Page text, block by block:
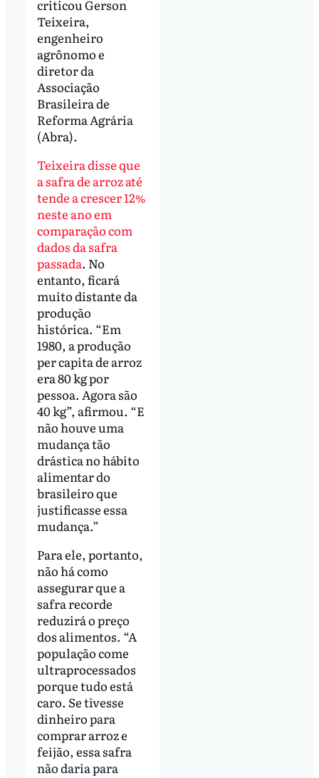
criticou Gerson
Teixeira,
engenheiro
agrônomo e
diretor da
Associação
Brasileira de
Reforma Agrária
(Abra).
Teixeira disse que
a safra de arroz até
tende a crescer 12%
neste ano em
comparação com
dados da safra
passada. No
entanto, ficará
muito distante da
produção
histórica. “Em
1980, a produção
per capita de arroz
era 80 kg por
pessoa. Agora são
40 kg”, afirmou. “E
não houve uma
mudança tão
drástica no hábito
alimentar do
brasileiro que
justificasse essa
mudança.”
Para ele, portanto,
não há como
assegurar que a
safra recorde
reduzirá o preço
dos alimentos. “A
população come
ultraprocessados
porque tudo está
caro. Se tivesse
dinheiro para
comprar arroz e
feijão, essa safra
não daria para